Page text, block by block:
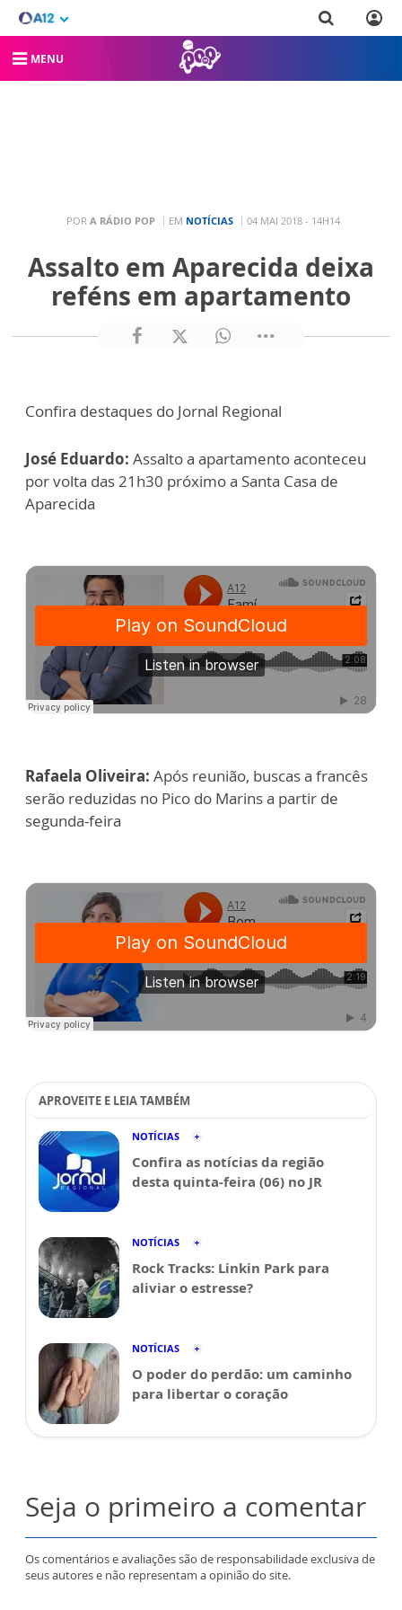
MENU
POR A RÁDIO POP EM NOTÍCIAS 04 MAI 2018 - 14H14
Assalto em Aparecida deixa
reféns em apartamento
Confira destaques do Jornal Regional
José Eduardo: Assalto a apartamento aconteceu
por volta das 21h30 próximo a Santa Casa de
Aparecida
Rafaela Oliveira: Após reunião, buscas a francês
serão reduzidas no Pico do Marins a partir de
segunda-feira
APROVEITE E LEIA TAMBÉM
NOTÍCIAS
Confira as notícias da região
desta quinta-feira (06) no JR
NOTÍCIAS
Rock Tracks: Linkin Park para
aliviar o estresse?
NOTÍCIAS
O poder do perdão: um caminho
para libertar o coração
Seja o primeiro a comentar
Os comentários e avaliações são de responsabilidade exclusiva de
seus autores e não representam a opinião do site.